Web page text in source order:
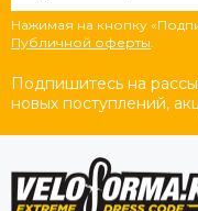
Нажимая на кнопку
Публичной оферты
Подпишитесь на
новых поступлений,